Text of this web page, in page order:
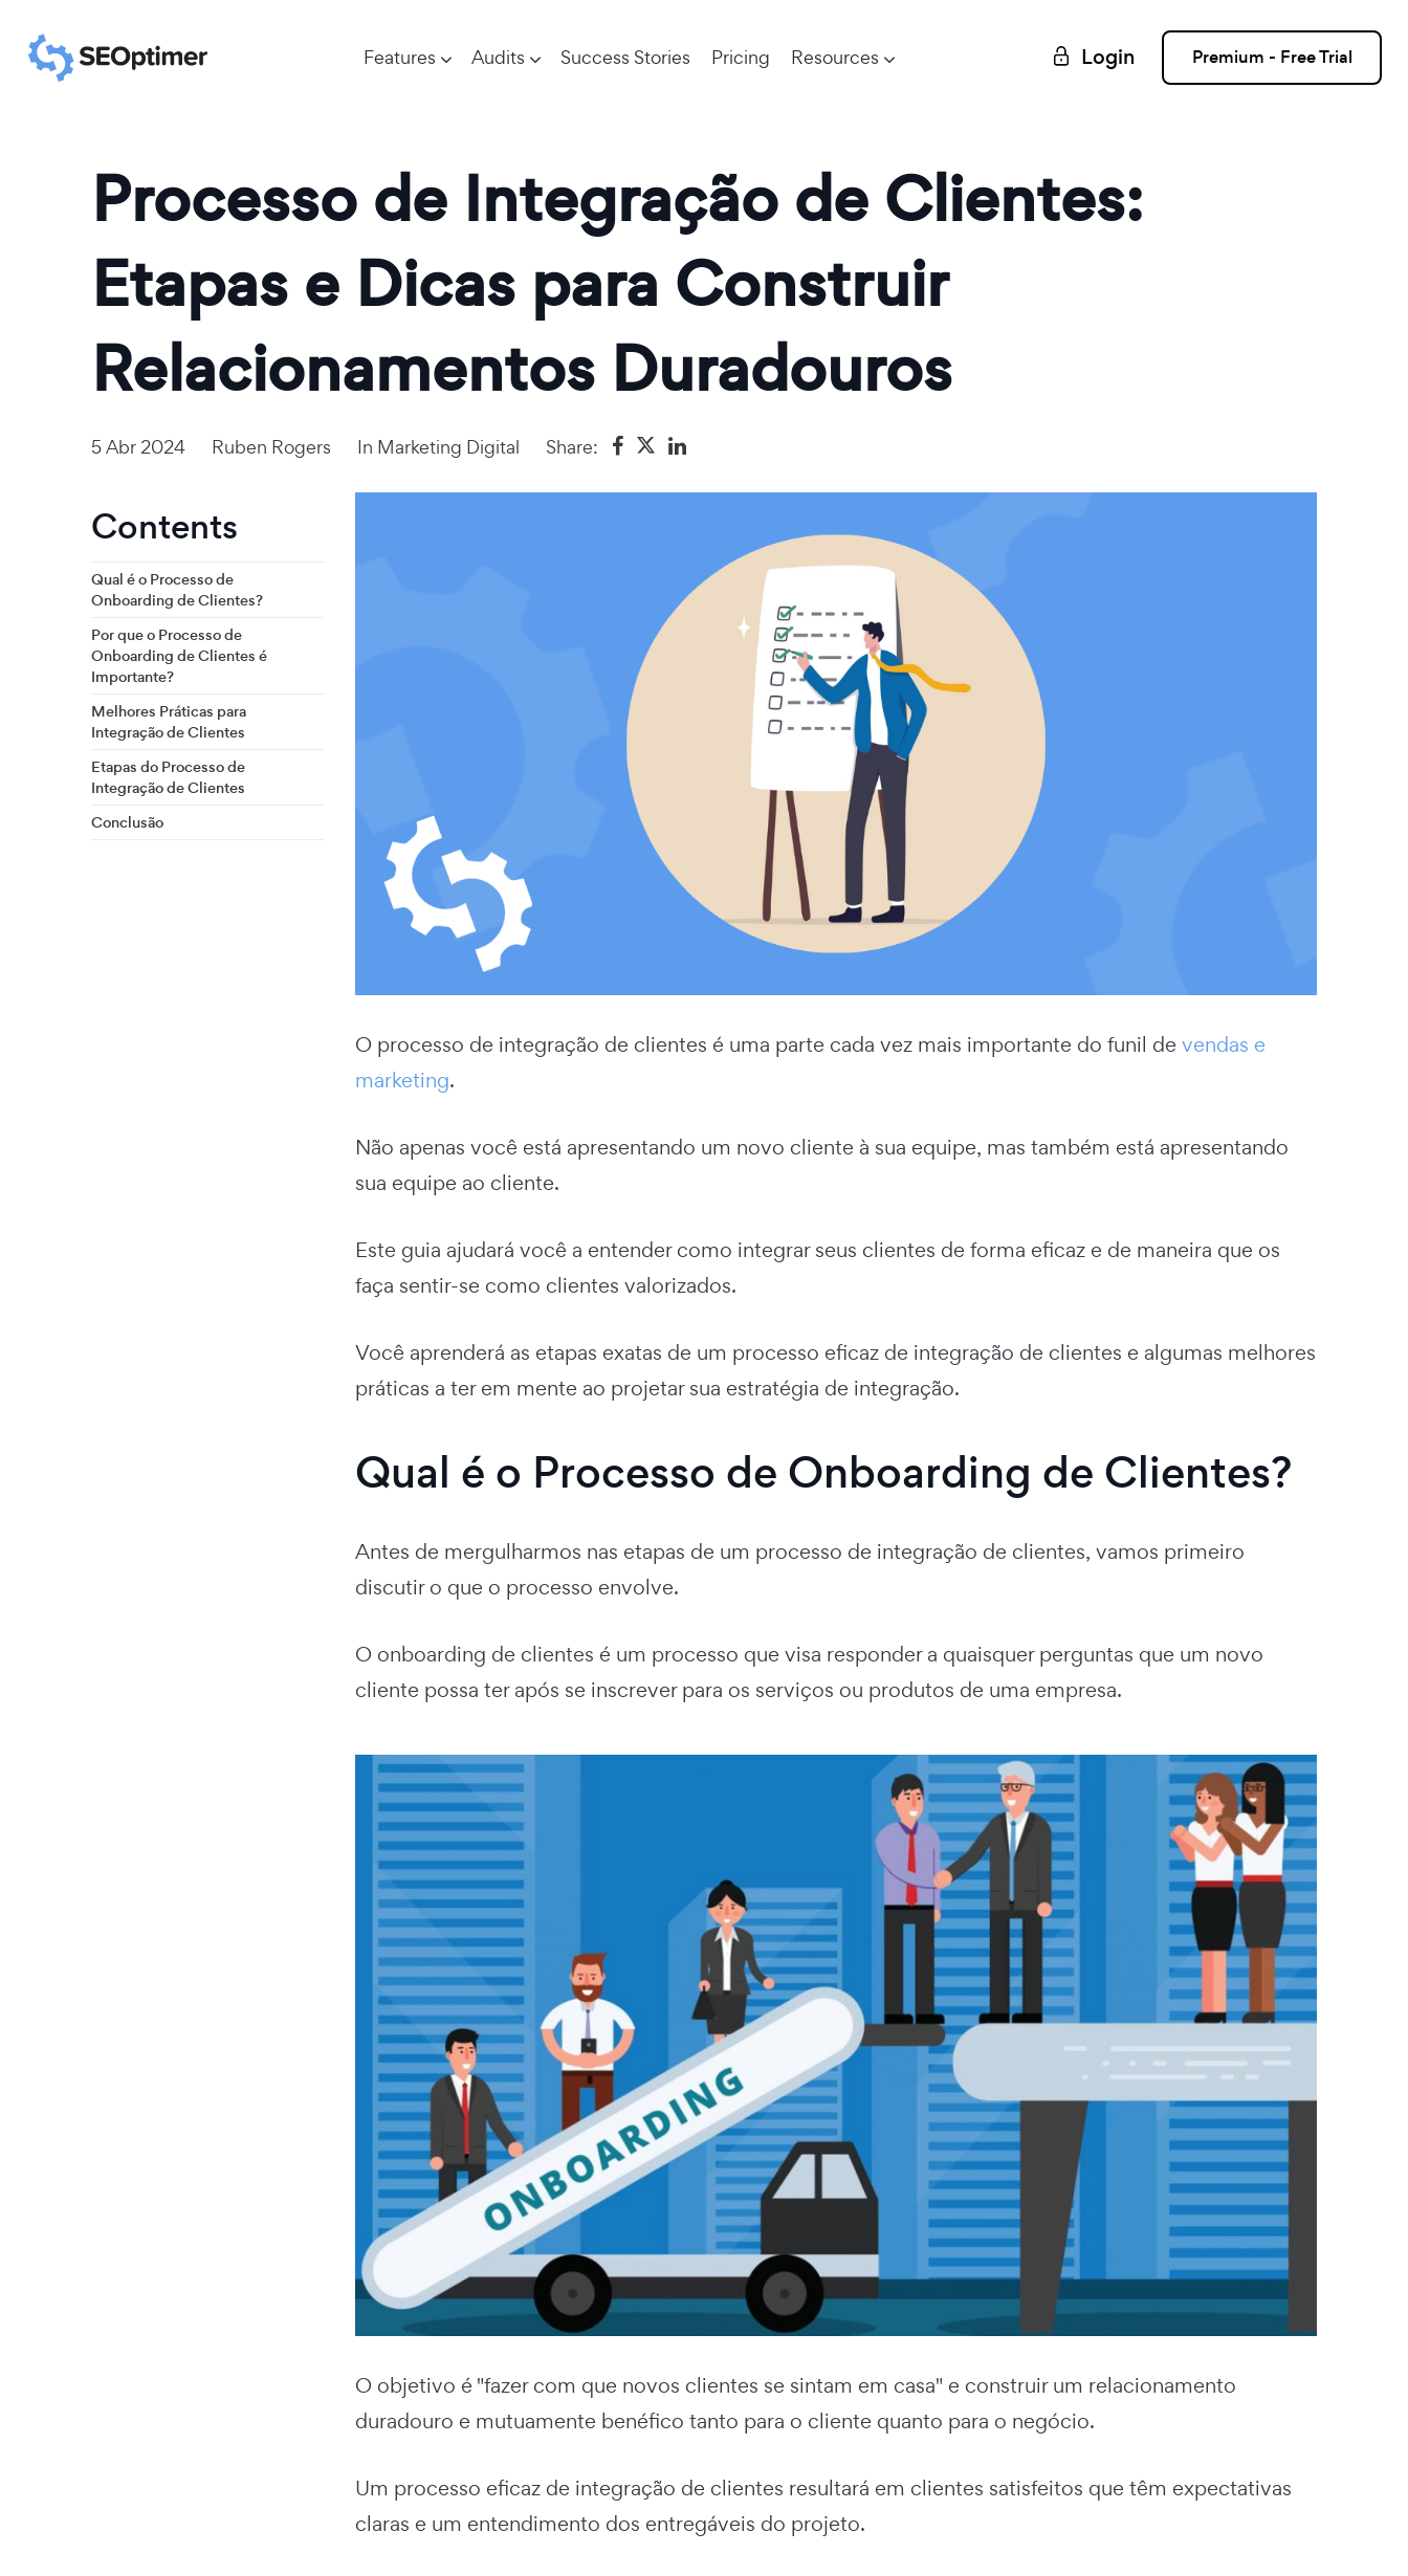
Features Audits Success Stories Pricing Resources Login Premium - Free Trial
Processo de Integração de Clientes:
Etapas e Dicas para Construir
Relacionamentos Duradouros
5 Abr 2024 Ruben Rogers In Marketing Digital Share:
Contents
Qual é o Processo de
Onboarding de Clientes?
Por que o Processo de
Onboarding de Clientes é
Importante?
Melhores Práticas para
Integração de Clientes
Etapas do Processo de
Integração de Clientes
Conclusão
O processo de integração de clientes é uma parte cada vez mais importante do funil de vendas e
marketing.
Não apenas você está apresentando um novo cliente à sua equipe, mas também está apresentando
sua equipe ao cliente.
Este guia ajudará você a entender como integrar seus clientes de forma eficaz e de maneira que os
faça sentir-se como clientes valorizados.
Você aprenderá as etapas exatas de um processo eficaz de integração de clientes e algumas melhores
práticas a ter em mente ao projetar sua estratégia de integração.
Qual é o Processo de Onboarding de Clientes?
Antes de mergulharmos nas etapas de um processo de integração de clientes, vamos primeiro
discutir o que o processo envolve.
O onboarding de clientes é um processo que visa responder a quaisquer perguntas que um novo
cliente possa ter após se inscrever para os serviços ou produtos de uma empresa.
O objetivo é "fazer com que novos clientes se sintam em casa" e construir um relacionamento
duradouro e mutuamente benéfico tanto para o cliente quanto para o negócio.
Um processo eficaz de integração de clientes resultará em clientes satisfeitos que têm expectativas
claras e um entendimento dos entregáveis do projeto.